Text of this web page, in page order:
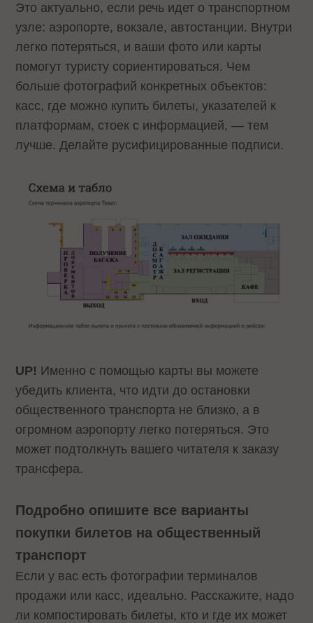
Это актуально, если речь идет о транспортном
узле: аэропорте, вокзале, автостанции. Внутри
легко потеряться, и ваши фото или карты
помогут туристу сориентироваться. Чем
больше фотографий конкретных объектов:
касс, где можно купить билеты, указателей к
платформам, стоек с информацией, — тем
лучше. Делайте русифицированные подписи.
UP! Именно с помощью карты вы можете
убедить клиента, что идти до остановки
общественного транспорта не близко, а в
огромном аэропорту легко потеряться. Это
может подтолкнуть вашего читателя к заказу
трансфера.
Подробно опишите все варианты
покупки билетов на общественный
транспорт
Если у вас есть фотографии терминалов
продажи или касс, идеально. Расскажите, надо
ли компостировать билеты, кто и где их может